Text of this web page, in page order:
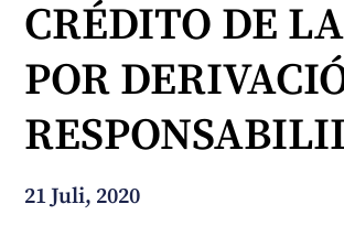
Font Mora Sainz de Baranda
Dienste
CRÉDITO DE
POR
21 Juli, 2020